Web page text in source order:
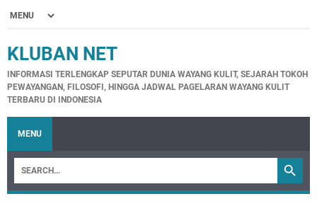
KLUBAN NET
INFORMASI TERLENGKAP SEPUTAR DUNIA WAYANG KULIT, SEJARAH TOKOH
PEWAYANGAN, FILOSOFI, HINGGA JADWAL PAGELARAN WAYANG KULIT
TERBARU DI INDONESIA
MENU